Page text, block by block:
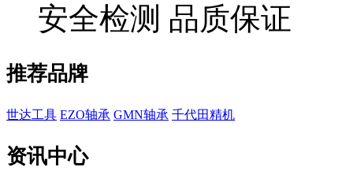
安全检测 品质保证
推荐品牌
世达工具 EZO轴承 GMN轴承 千代田精机
资讯中心